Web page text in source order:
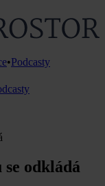
•Podcasty
se odkládá